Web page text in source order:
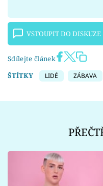
VSTOUPIT DO DISKUZE
Sdílejte článek
ŠTÍTKY
LIDÉ ZÁBAVA